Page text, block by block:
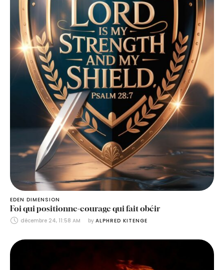
EDEN DIMENSION
Foi qui positionne-courage qui fait obéir
décembre 24, 11:58 AM by ALPHRED KITENGE